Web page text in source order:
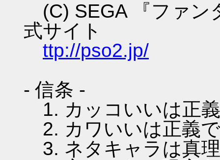
(C) SEGA 『ファン
式サイト
ttp://pso2.jp/
- 信条 -
1. カッコいいは正
2. カワいいは正義
3. ネタキャラは真